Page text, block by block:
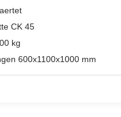
CK 45
kg
600x1100x1000 mm